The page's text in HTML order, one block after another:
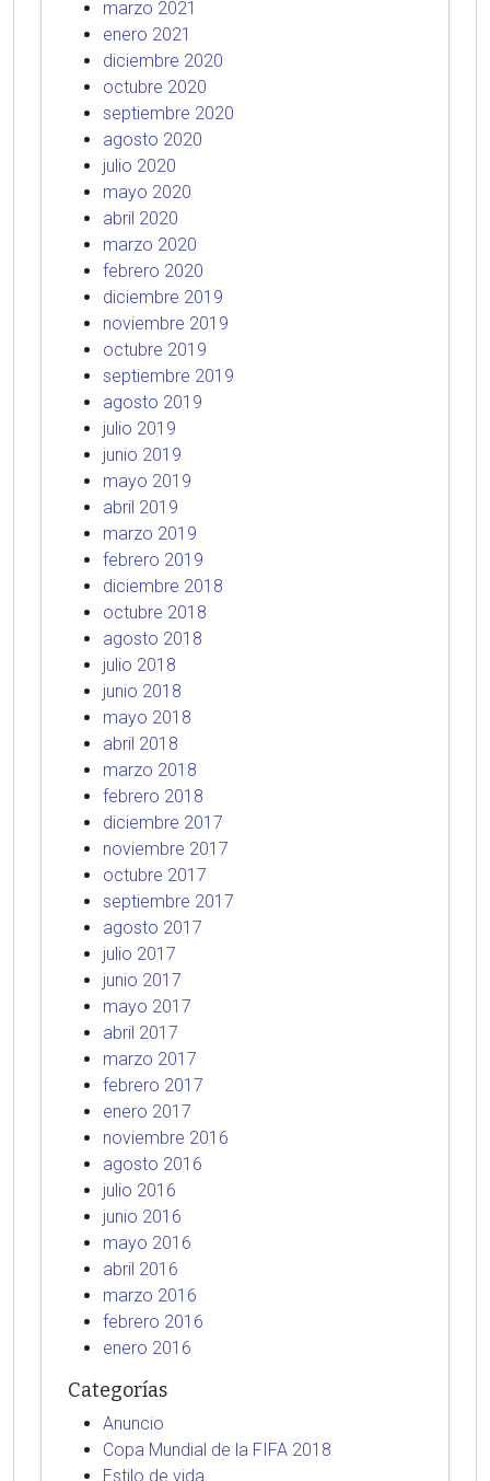
marzo 2021
enero 2021
diciembre 2020
octubre 2020
septiembre 2020
agosto 2020
julio 2020
mayo 2020
abril 2020
marzo 2020
febrero 2020
diciembre 2019
noviembre 2019
octubre 2019
septiembre 2019
agosto 2019
julio 2019
junio 2019
mayo 2019
abril 2019
marzo 2019
febrero 2019
diciembre 2018
octubre 2018
agosto 2018
julio 2018
junio 2018
mayo 2018
abril 2018
marzo 2018
febrero 2018
diciembre 2017
noviembre 2017
octubre 2017
septiembre 2017
agosto 2017
julio 2017
junio 2017
mayo 2017
abril 2017
marzo 2017
febrero 2017
enero 2017
noviembre 2016
agosto 2016
julio 2016
junio 2016
mayo 2016
abril 2016
marzo 2016
febrero 2016
enero 2016
Categorías
Anuncio
Copa Mundial de la FIFA 2018
Estilo de vida